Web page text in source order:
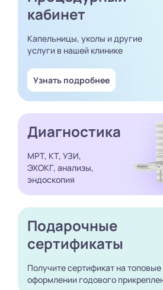
кабинет
Капельницы, уколы и другие
услуги в нашей клинике
Узнать подробнее
Диагностика
МРТ, КТ, УЗИ,
ЭХОКГ, анализы,
эндоскопия
Подарочные
сертификаты
Получите сертификат на
оформлении годового